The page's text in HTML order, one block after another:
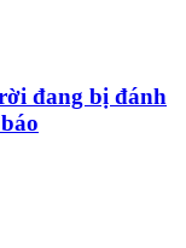
đang bị đánh